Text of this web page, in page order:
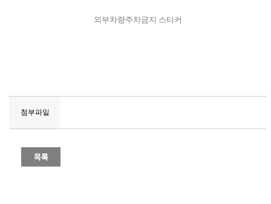
외부차량주차금지 스티커
첨부파일